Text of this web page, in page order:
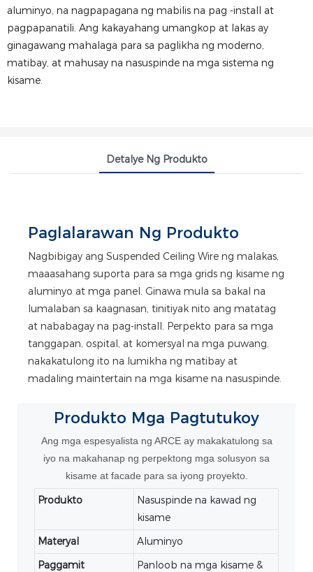
aluminyo, na nagpapagana ng mabilis na pag -install at
pagpapanatili. Ang kakayahang umangkop at lakas ay
ginagawang mahalaga para sa paglikha ng moderno,
matibay, at mahusay na nasuspinde na mga sistema ng
kisame.
Detalye Ng Produkto
Paglalarawan Ng Produkto
Nagbibigay ang Suspended Ceiling Wire ng malakas,
maaasahang suporta para sa mga grids ng kisame ng
aluminyo at mga panel. Ginawa mula sa bakal na
lumalaban sa kaagnasan, tinitiyak nito ang matatag
at nababagay na pag-install. Perpekto para sa mga
tanggapan, ospital, at komersyal na mga puwang,
nakakatulong ito na lumikha ng matibay at
madaling maintertain na mga kisame na nasuspinde.
Produkto Mga Pagtutukoy
Ang mga espesyalista ng ARCE ay makakatulong sa
iyo na makahanap ng perpektong mga solusyon sa
kisame at facade para sa iyong proyekto.
Produkto
Nasuspinde na kawad ng
kisame
Materyal
Aluminyo
Paggamit
Panloob na mga kisame &